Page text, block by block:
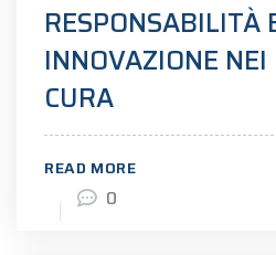
RESPONSABILITÀ
INNOVAZIONE NEI
CURA
READ MORE
0